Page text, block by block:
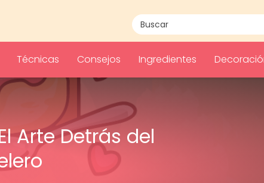
Técnicas Consejos Ingredientes
Arte Detrás del